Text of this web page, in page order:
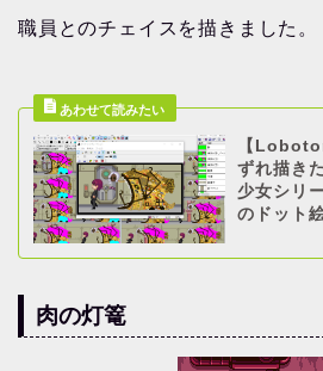
職員とのチェイスを描きました。
【
ずれ描き
少女シリ
のドット
肉の灯篭